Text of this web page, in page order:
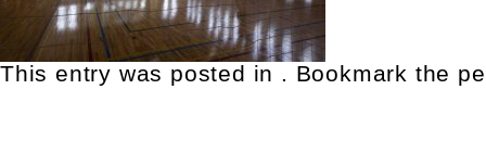
This entry was posted in . Bookmark the